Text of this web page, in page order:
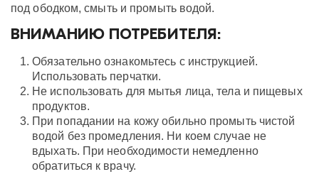
под ободком, смыть и промыть водой.
ВНИМАНИЮ ПОТРЕБИТЕЛЯ:
Обязательно ознакомьтесь с инструкцией.
Использовать перчатки.
Не использовать для мытья лица, тела и пищевых
продуктов.
При попадании на кожу обильно промыть чистой
водой без промедления. Ни коем случае не
вдыхать. При необходимости немедленно
обратиться к врачу.